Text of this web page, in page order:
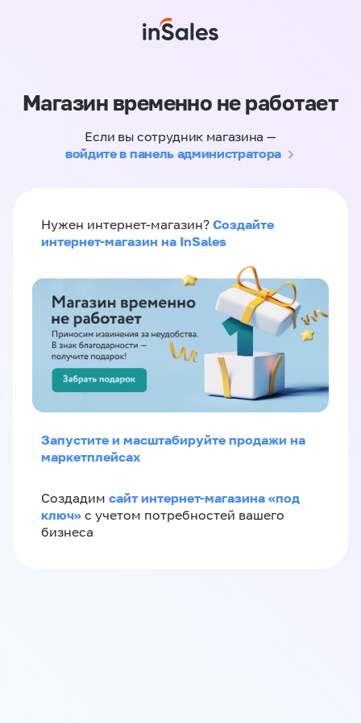
Магазин временно не работает
Если вы сотрудник магазина —
войдите в панель администратора
Нужен интернет-магазин? Создайте
интернет-магазин на InSales
Запустите и масштабируйте продажи на
маркетплейсах
Создадим сайт интернет-магазина «под
ключ» с учетом потребностей вашего
бизнеса